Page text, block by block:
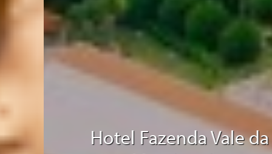
Hotel Fazenda Vale da